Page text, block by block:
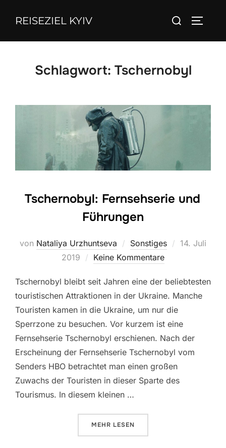
InhaltREISEZIEL KYIV
Suchen
Schlagwort: Tschernobyl
Tschernobyl: Fernsehserie und
Führungen
von Nataliya Urzhuntseva Sonstiges
14. Juli
2019
Keine Kommentare
Tschernobyl bleibt seit Jahren eine der beliebtesten
touristischen Attraktionen in der Ukraine. Manche
Touristen kamen in die Ukraine, um nur die
Sperrzone zu besuchen. Vor kurzem ist eine
Fernsehserie Tschernobyl erschienen. Nach der
Erscheinung der Fernsehserie Tschernobyl vom
Senders HBO betrachtet man einen großen
Zuwachs der Touristen in dieser Sparte des
Tourismus. In diesem kleinen …
MEHR ÜBER „TSCHERNOBYL:
LESEN